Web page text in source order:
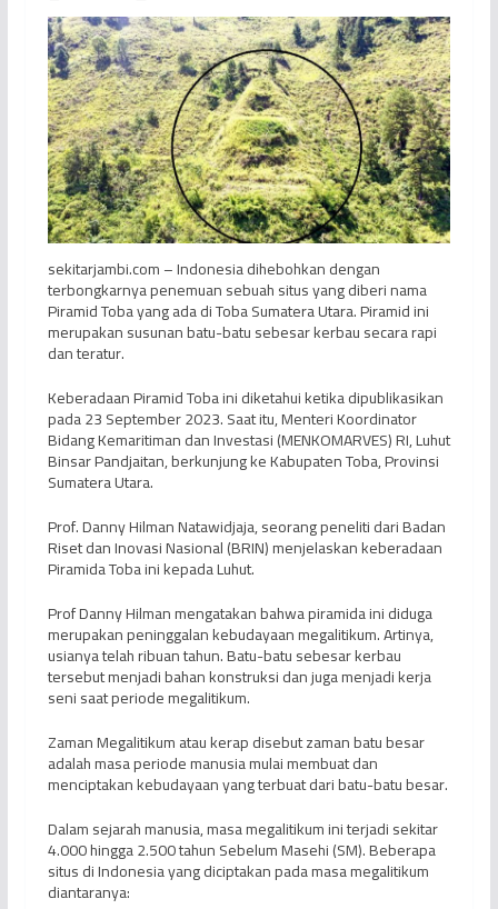
sekitarjambi.com – Indonesia dihebohkan dengan
terbongkarnya penemuan sebuah situs yang diberi nama
Piramid Toba yang ada di Toba Sumatera Utara. Piramid ini
merupakan susunan batu-batu sebesar kerbau secara rapi
dan teratur.
Keberadaan Piramid Toba ini diketahui ketika dipublikasikan
pada 23 September 2023. Saat itu, Menteri Koordinator
Bidang Kemaritiman dan Investasi (MENKOMARVES) RI, Luhut
Binsar Pandjaitan, berkunjung ke Kabupaten Toba, Provinsi
Sumatera Utara.
Prof. Danny Hilman Natawidjaja, seorang peneliti dari Badan
Riset dan Inovasi Nasional (BRIN) menjelaskan keberadaan
Piramida Toba ini kepada Luhut.
Prof Danny Hilman mengatakan bahwa piramida ini diduga
merupakan peninggalan kebudayaan megalitikum. Artinya,
usianya telah ribuan tahun. Batu-batu sebesar kerbau
tersebut menjadi bahan konstruksi dan juga menjadi kerja
seni saat periode megalitikum.
Zaman Megalitikum atau kerap disebut zaman batu besar
adalah masa periode manusia mulai membuat dan
menciptakan kebudayaan yang terbuat dari batu-batu besar.
Dalam sejarah manusia, masa megalitikum ini terjadi sekitar
4.000 hingga 2.500 tahun Sebelum Masehi (SM). Beberapa
situs di Indonesia yang diciptakan pada masa megalitikum
diantaranya: